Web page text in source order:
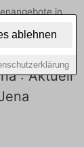
ablehnen
in
Jetzt Berufe
: Aktuell